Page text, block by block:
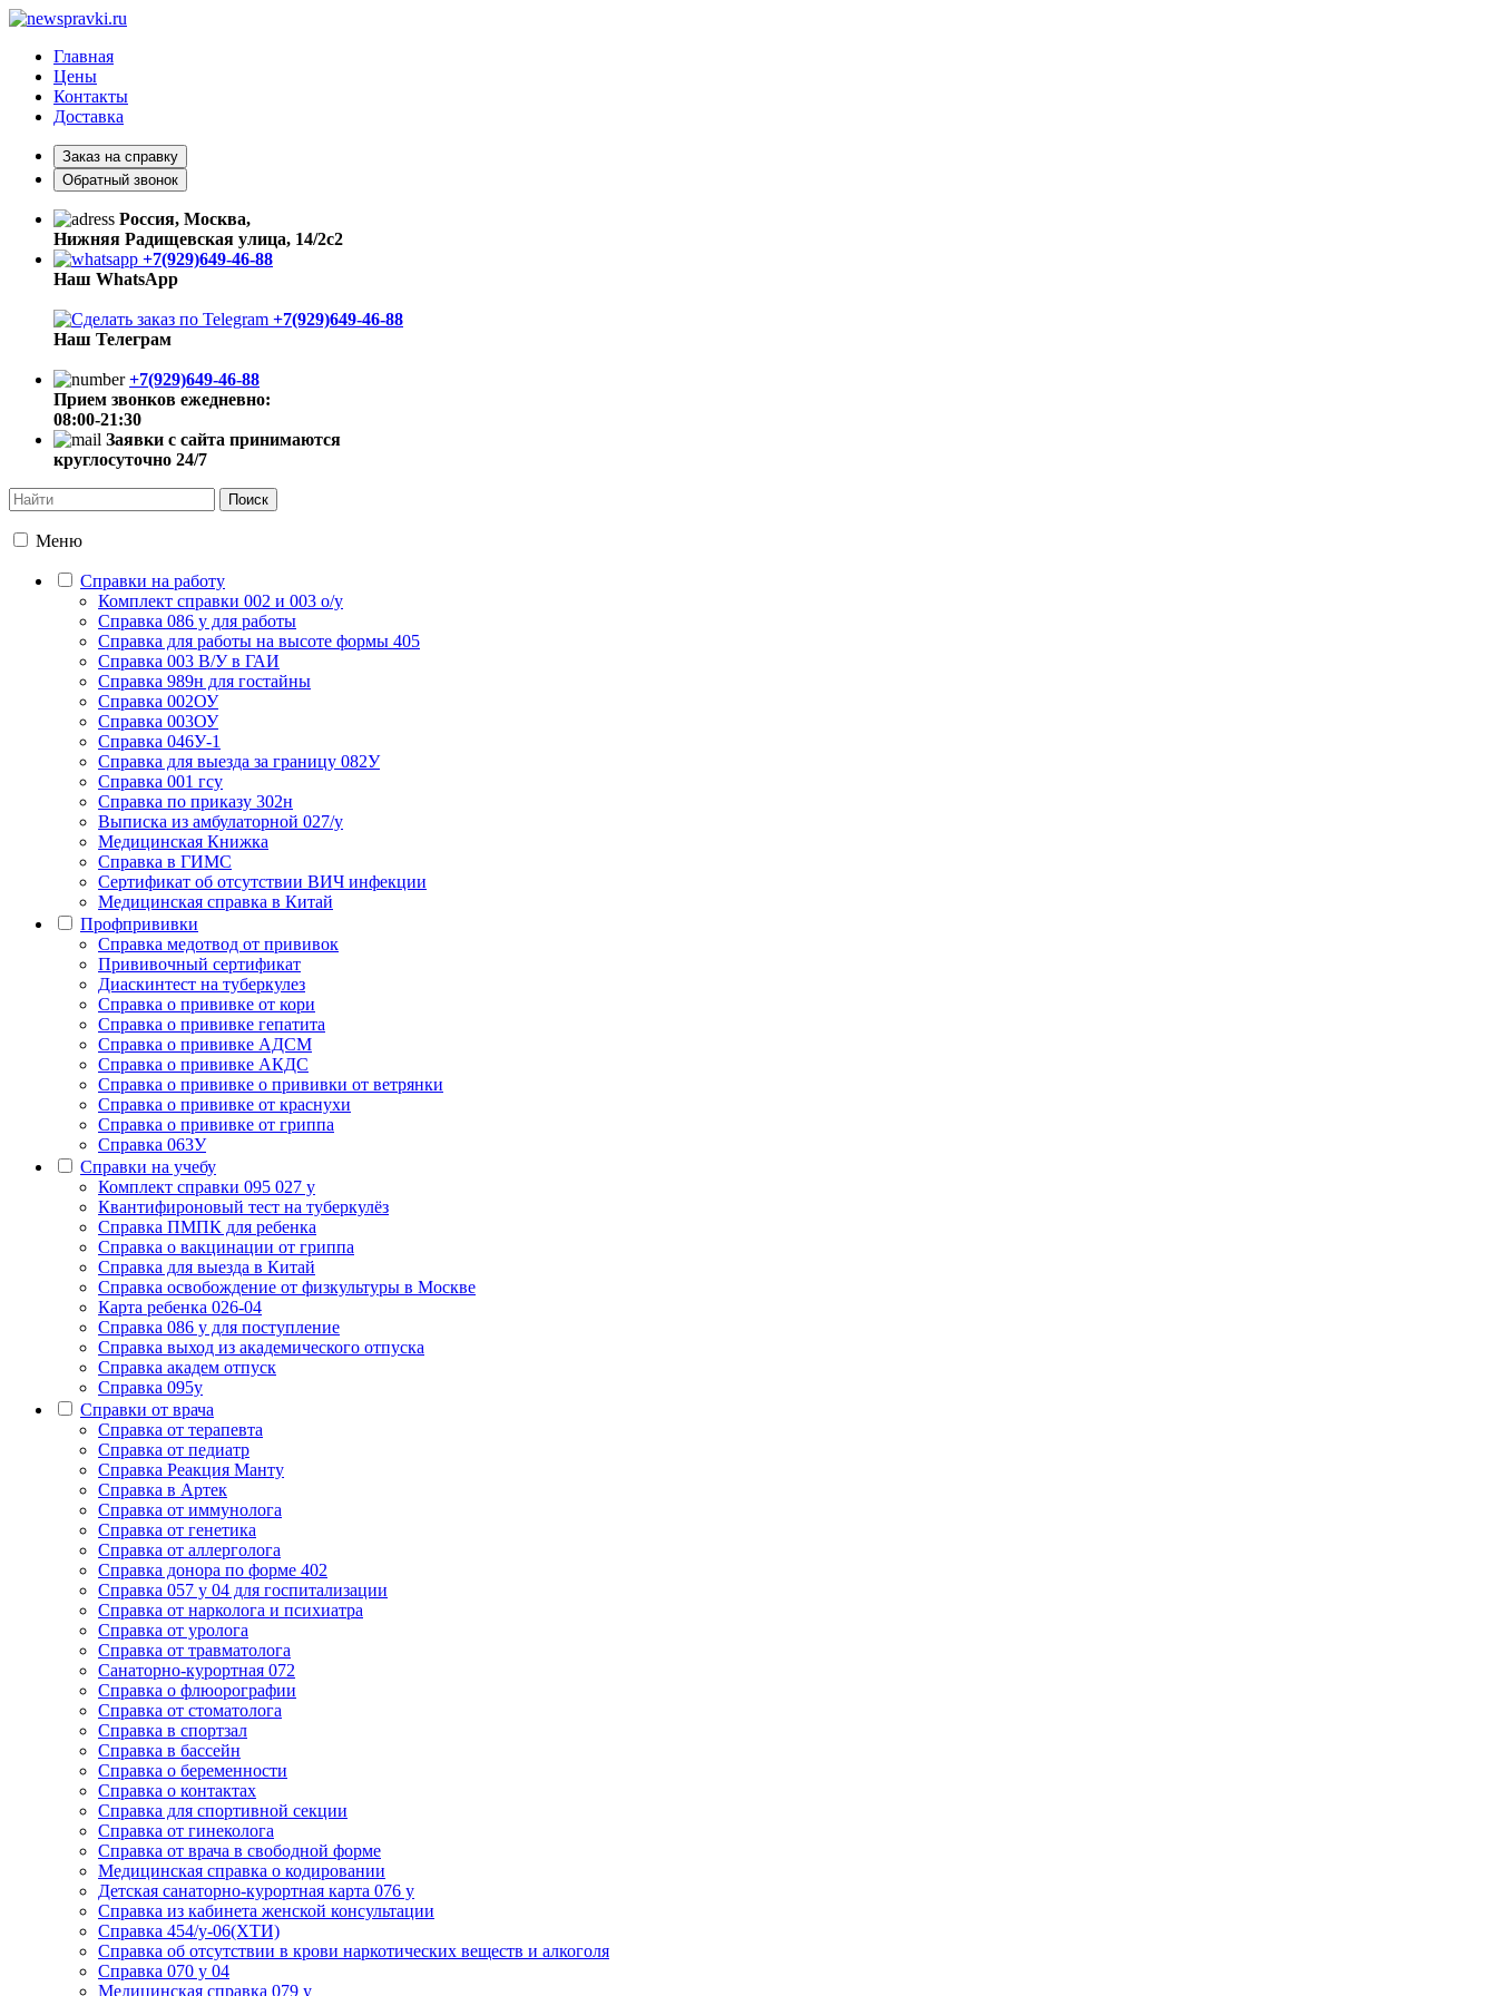
Главная
Цены
Контакты
Доставка
Заказ на справку
Обратный звонок
Россия, Москва,
Нижняя Радищевская улица, 14/2с2
+7(929)649-46-88
Наш WhatsApp
+7(929)649-46-88
Наш Телеграм
+7(929)649-46-88
Прием звонков ежедневно:
08:00-21:30
Заявки с сайта принимаются
круглосуточно 24/7
Меню
Справки на работу
Комплект справки 002 и 003 о/у
Справка 086 у для работы
Справка для работы на высоте формы 405
Справка 003 В/У в ГАИ
Справка 989н для гостайны
Справка 002ОУ
Справка 003ОУ
Справка 046У-1
Справка для выезда за границу 082У
Справка 001 гсу
Справка по приказу 302н
Выписка из амбулаторной 027/у
Медицинская Книжка
Справка в ГИМС
Сертификат об отсутствии ВИЧ инфекции
Медицинская справка в Китай
Профпрививки
Справка медотвод от прививок
Прививочный сертификат
Диаскинтест на туберкулез
Cправка о прививке от кори
Cправка о прививке гепатита
Справка о прививке АДСМ
Справка о прививке АКДС
Справка о прививке о прививки от ветрянки
Справка о прививке от краснухи
Справка о прививке от гриппа
Справка 063У
Справки на учебу
Комплект справки 095 027 у
Квантифироновый тест на туберкулёз
Справка ПМПК для ребенка
Справка о вакцинации от гриппа
Справка для выезда в Китай
Справка освобождение от физкультуры в Москве
Карта ребенка 026-04
Справка 086 у для поступление
Справка выход из академического отпуска
Справка академ отпуск
Справка 095у
Справки от врача
Справка от терапевта
Справка от педиатр
Cправка Реакция Манту
Cправка в Артек
Cправка от иммунолога
Cправка от генетика
Cправка от аллерголога
Cправка донора по форме 402
Cправка 057 у 04 для госпитализации
Справка от нарколога и психиатра
Cправка от уролога
Справка от травматолога
Санаторно-курортная 072
Справка о флюорографии
Справка от стоматолога
Справка в спортзал
Справка в бассейн
Справка о беременности
Справка о контактах
Справка для спортивной секции
Справка от гинеколога
Справка от врача в свободной форме
Медицинская справка о кодировании
Детская санаторно-курортная карта 076 у
Справка из кабинета женской консультации
Справка 454/у-06(ХТИ)
Справка об отсутствии в крови наркотических веществ и алкоголя
Справка 070 у 04
Медицинская справка 079 у